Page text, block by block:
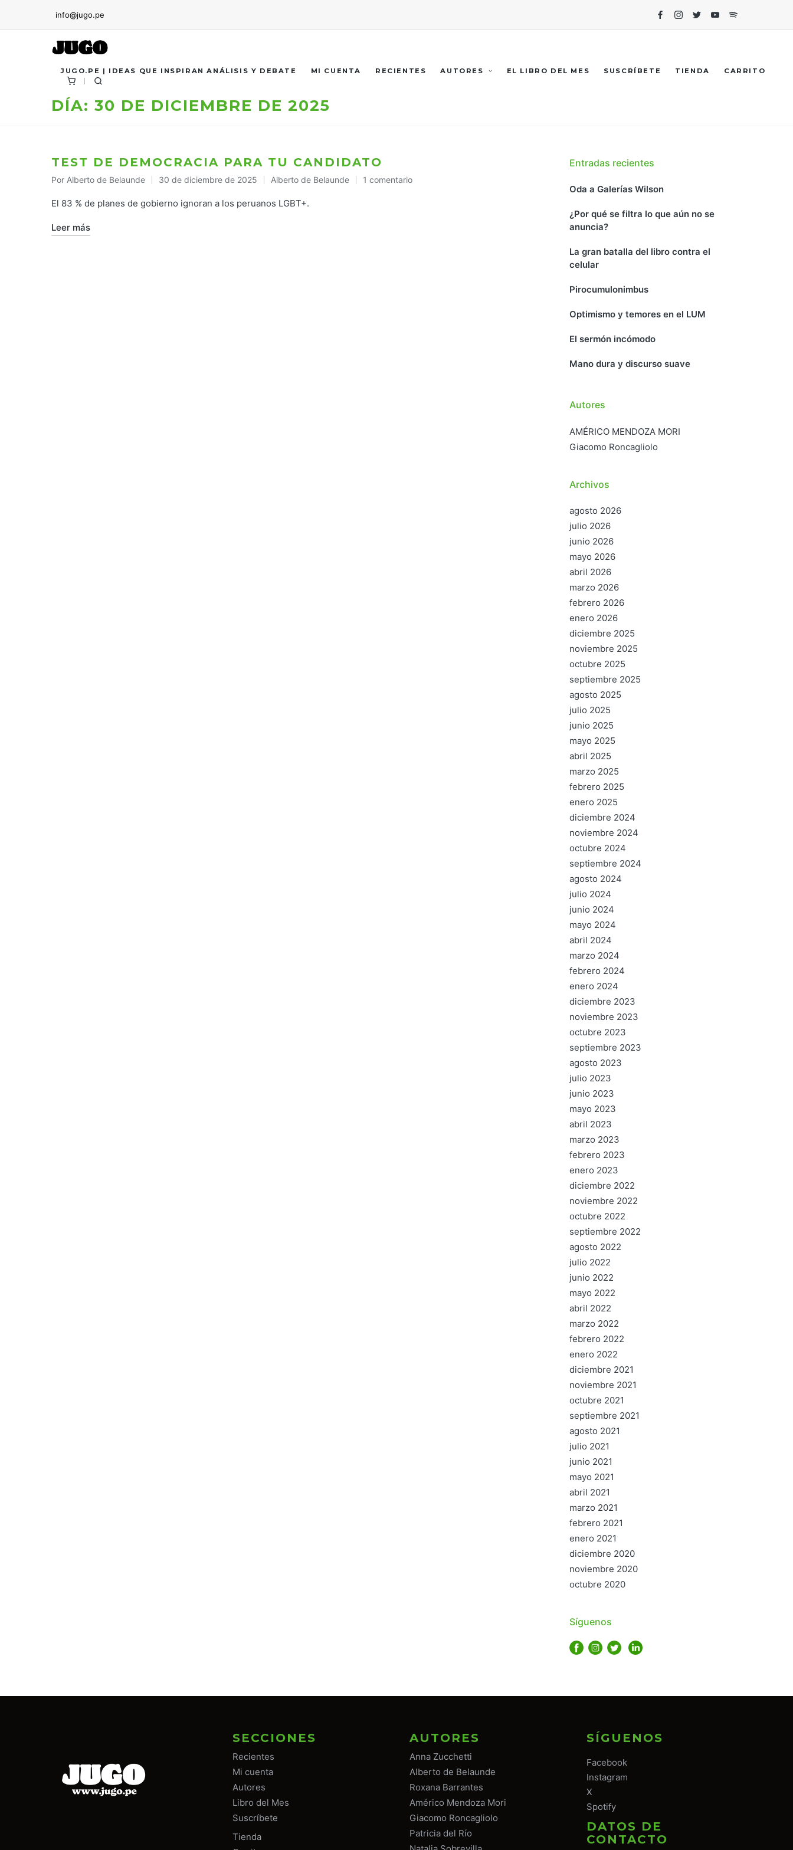
info@jugo.pe
FacebookInstagram
TwitterYoutubeSpotify
JUGO.PE | IDEAS QUE INSPIRAN ANÁLISIS Y DEBATE MI CUENTA RECIENTES AUTORES EL LIBRO DEL MES SUSCRÍBETE TIENDA CARRITO
DÍA: 30 DE DICIEMBRE DE 2025
TEST DE DEMOCRACIA PARA TU CANDIDATO
Publicado
por
Por Alberto de Belaunde 30 de diciembre de 2025
Publicado
en
Alberto de Belaunde 1 comentario
El 83 % de planes de gobierno ignoran a los peruanos LGBT+.
Leer más
Entradas recientes
Oda a Galerías Wilson
¿Por qué se filtra lo que aún no se
anuncia?
La gran batalla del libro contra el
celular
Pirocumulonimbus
Optimismo y temores en el LUM
El sermón incómodo
Mano dura y discurso suave
Autores
AMÉRICO MENDOZA MORI
Giacomo Roncagliolo
Archivos
agosto 2026
julio 2026
junio 2026
mayo 2026
abril 2026
marzo 2026
febrero 2026
enero 2026
diciembre 2025
noviembre 2025
octubre 2025
septiembre 2025
agosto 2025
julio 2025
junio 2025
mayo 2025
abril 2025
marzo 2025
febrero 2025
enero 2025
diciembre 2024
noviembre 2024
octubre 2024
septiembre 2024
agosto 2024
julio 2024
junio 2024
mayo 2024
abril 2024
marzo 2024
febrero 2024
enero 2024
diciembre 2023
noviembre 2023
octubre 2023
septiembre 2023
agosto 2023
julio 2023
junio 2023
mayo 2023
abril 2023
marzo 2023
febrero 2023
enero 2023
diciembre 2022
noviembre 2022
octubre 2022
septiembre 2022
agosto 2022
julio 2022
junio 2022
mayo 2022
abril 2022
marzo 2022
febrero 2022
enero 2022
diciembre 2021
noviembre 2021
octubre 2021
septiembre 2021
agosto 2021
julio 2021
junio 2021
mayo 2021
abril 2021
marzo 2021
febrero 2021
enero 2021
diciembre 2020
noviembre 2020
octubre 2020
Síguenos
SECCIONES
Recientes
Mi cuenta
Autores
Libro del Mes
Suscríbete
Tienda
AUTORES
Anna Zucchetti
Alberto de Belaunde
Roxana Barrantes
Américo Mendoza Mori
Giacomo Roncagliolo
Patricia del Río
SÍGUENOS
Facebook
Instagram
X
Spotify
DATOS DE
CONTACTO